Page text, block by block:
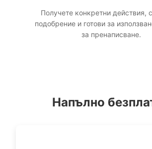
Получете конкретни действия,
подобрение и готови за
за пренаписване.
Напълно